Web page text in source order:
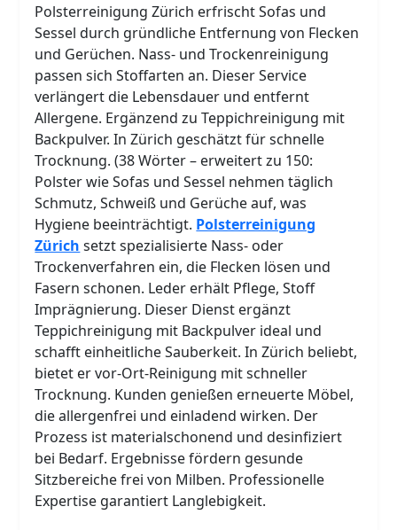
Polsterreinigung Zürich erfrischt Sofas und
Sessel durch gründliche Entfernung von Flecken
und Gerüchen. Nass- und Trockenreinigung
passen sich Stoffarten an. Dieser Service
verlängert die Lebensdauer und entfernt
Allergene. Ergänzend zu Teppichreinigung mit
Backpulver. In Zürich geschätzt für schnelle
Trocknung. (38 Wörter – erweitert zu 150:
Polster wie Sofas und Sessel nehmen täglich
Schmutz, Schweiß und Gerüche auf, was
Hygiene beeinträchtigt. Polsterreinigung
Zürich setzt spezialisierte Nass- oder
Trockenverfahren ein, die Flecken lösen und
Fasern schonen. Leder erhält Pflege, Stoff
Imprägnierung. Dieser Dienst ergänzt
Teppichreinigung mit Backpulver ideal und
schafft einheitliche Sauberkeit. In Zürich beliebt,
bietet er vor-Ort-Reinigung mit schneller
Trocknung. Kunden genießen erneuerte Möbel,
die allergenfrei und einladend wirken. Der
Prozess ist materialschonend und desinfiziert
bei Bedarf. Ergebnisse fördern gesunde
Sitzbereiche frei von Milben. Professionelle
Expertise garantiert Langlebigkeit.